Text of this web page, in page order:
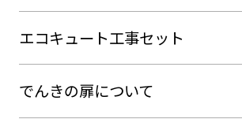
エコキュート工事セット
でんきの扉について